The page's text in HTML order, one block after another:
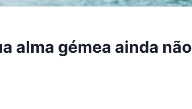
alma gémea ainda não